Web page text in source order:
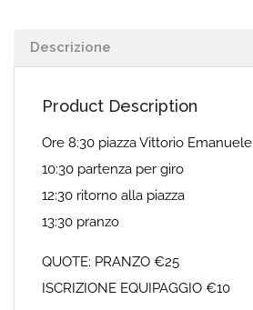
Descrizione
Product Description
Ore 8:30 piazza Vittorio Emanuele
10:30 partenza per giro
12:30 ritorno alla piazza
13:30 pranzo
QUOTE: PRANZO €25
ISCRIZIONE EQUIPAGGIO €10